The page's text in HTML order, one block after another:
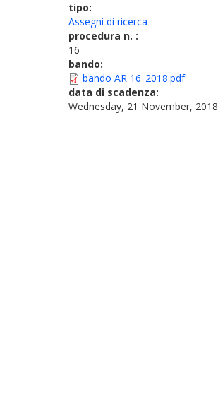
tipo:
Assegni di ricerca
procedura n. :
16
bando:
bando AR 16_2018.pdf
data di scadenza:
Wednesday, 21 November, 2018